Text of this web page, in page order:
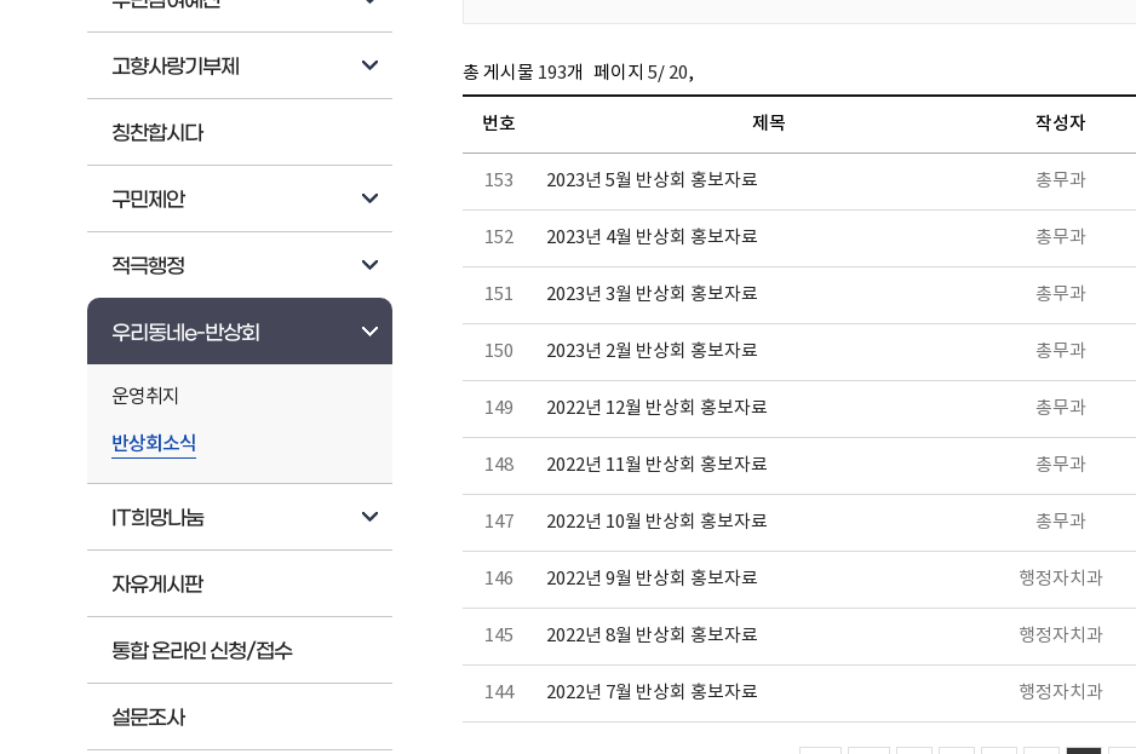
고향사랑기부제
칭찬합시다
구민제안
적극행정
우리동네e-반상회
운영취지
반상회소식
IT희망나눔
자유게시판
통합 온라인 신청/접수
설문조사
총 게시물 193개 페이지 5/ 20,
번호 제목 작성자
153 2023년 5월 반상회 홍보자료 총무과
152 2023년 4월 반상회 홍보자료 총무과
151 2023년 3월 반상회 홍보자료 총무과
150 2023년 2월 반상회 홍보자료 총무과
149 2022년 12월 반상회 홍보자료 총무과
148 2022년 11월 반상회 홍보자료 총무과
147 2022년 10월 반상회 홍보자료 총무과
146 2022년 9월 반상회 홍보자료 행정자치과
145 2022년 8월 반상회 홍보자료 행정자치과
144 2022년 7월 반상회 홍보자료 행정자치과